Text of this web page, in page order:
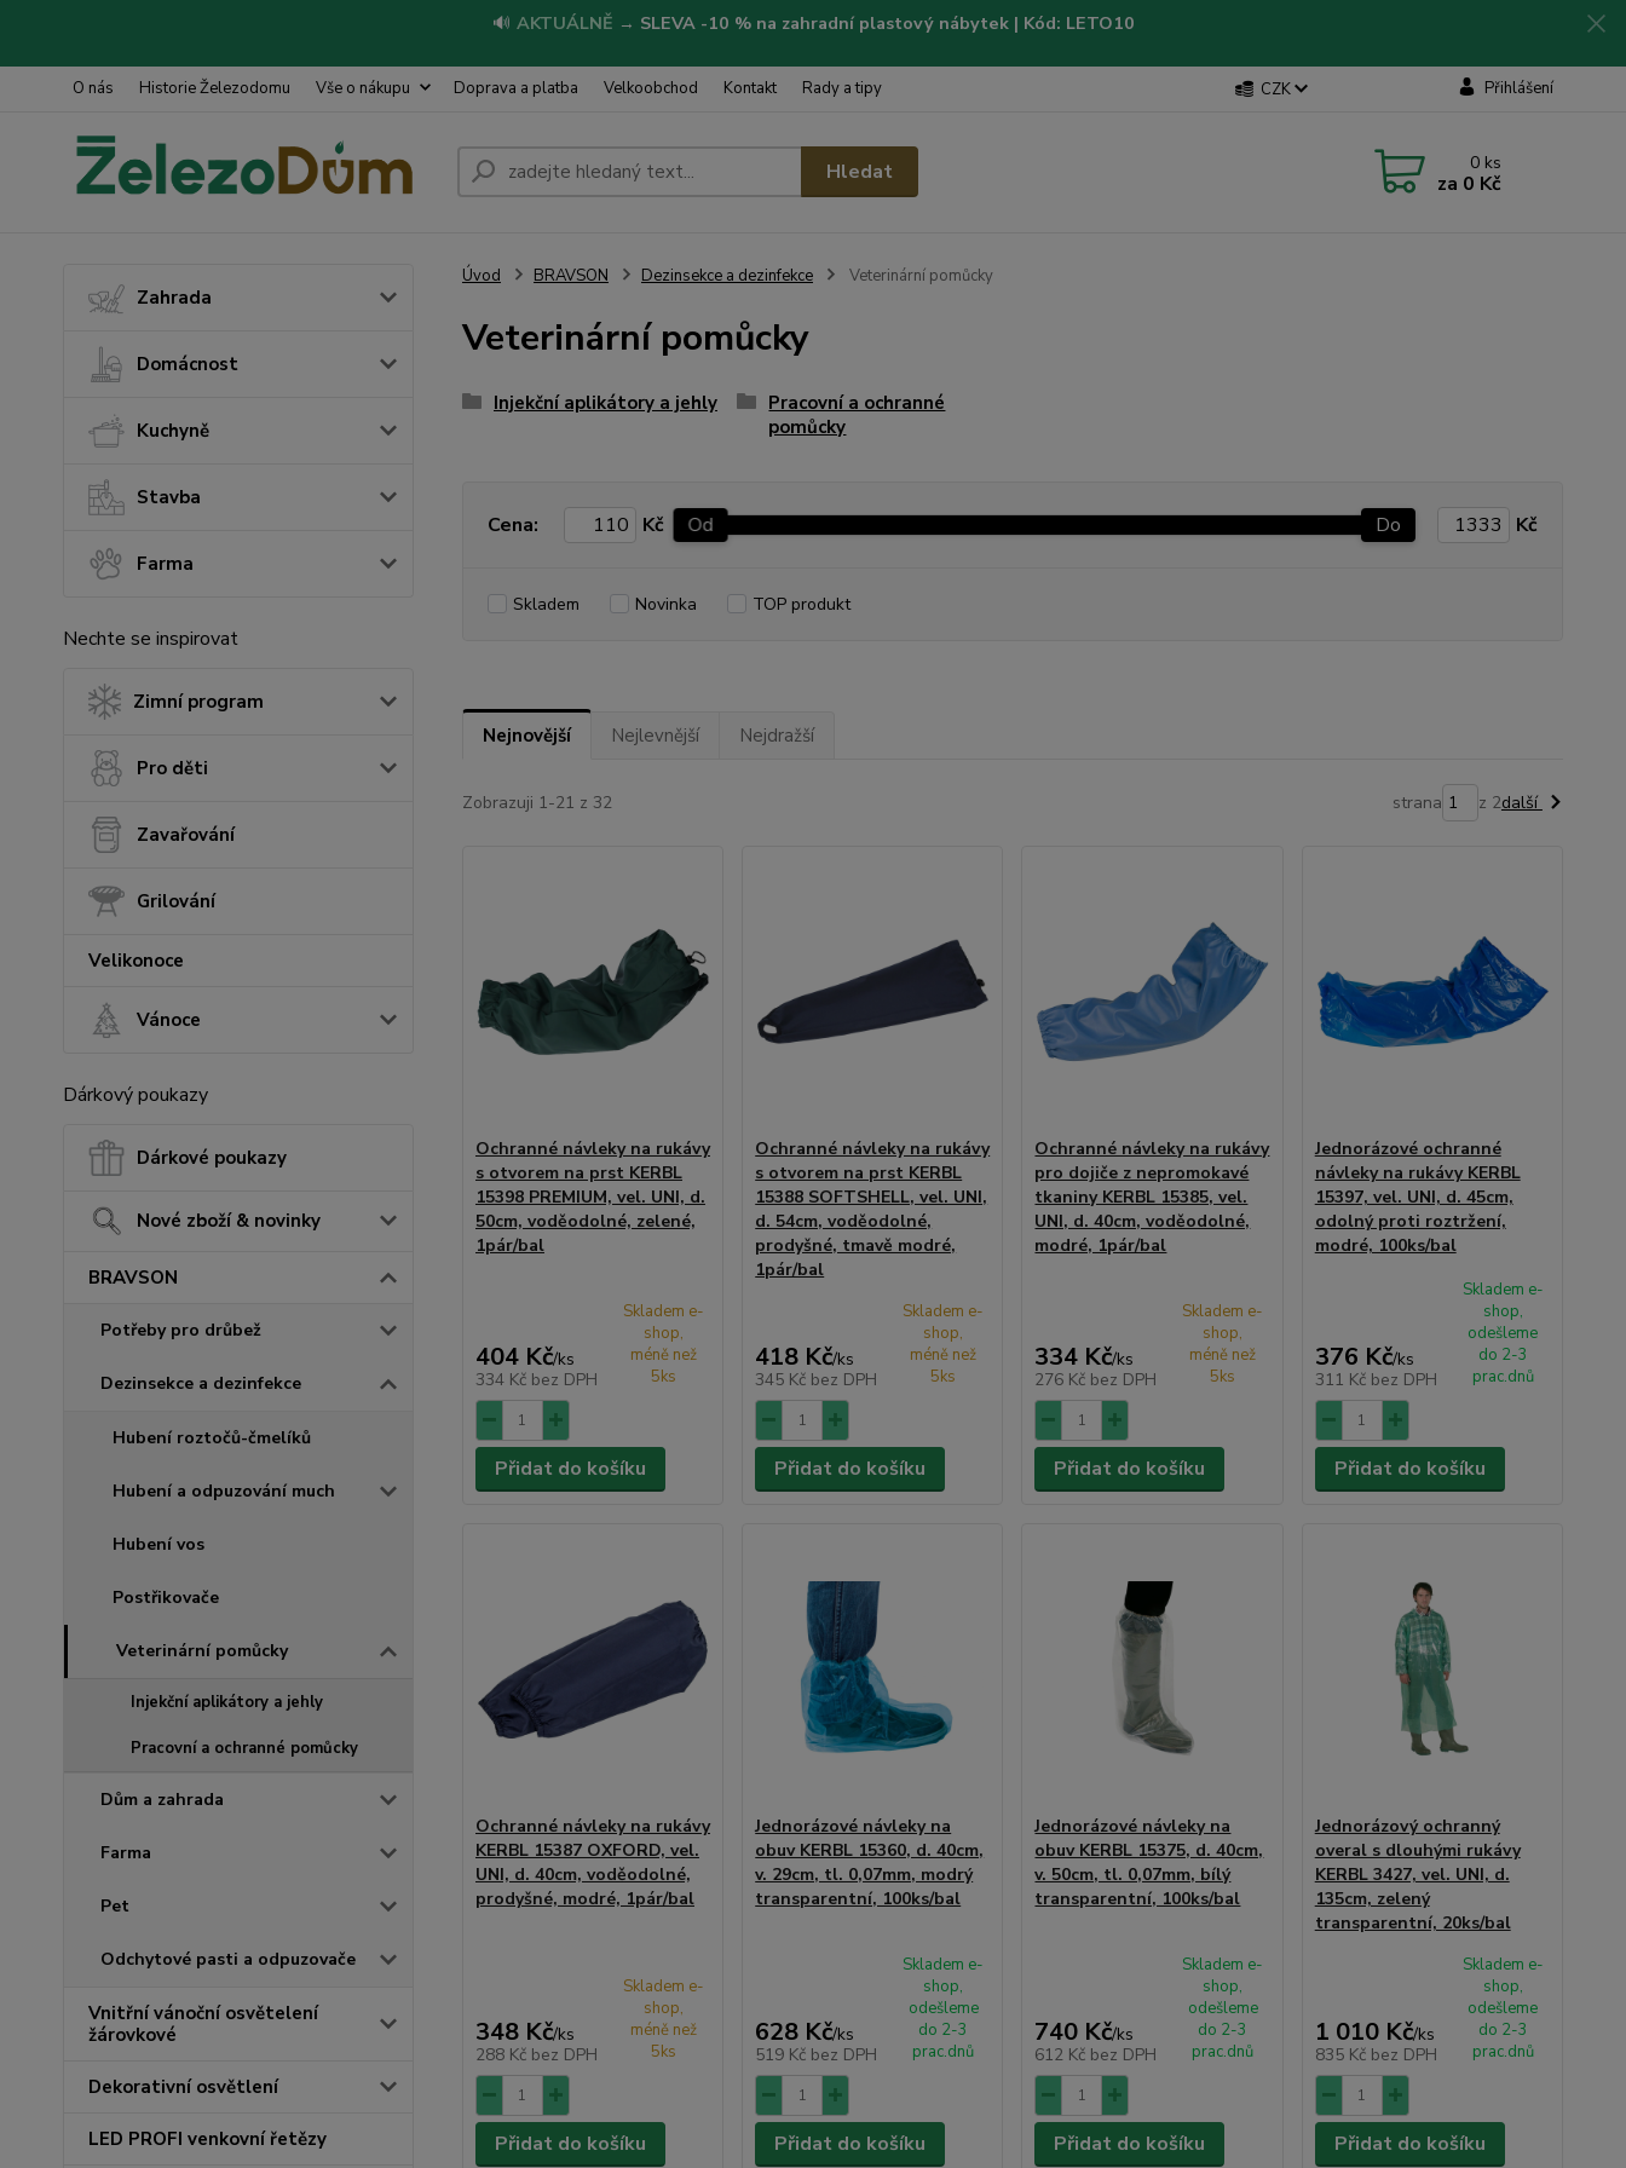
🔊 AKTUÁLNĚ → SLEVA -10 % na zahradní plastový nábytek | Kód: LETO10
O nás Historie Železodomu Vše o nákupu Doprava a platba Velkoobchod Kontakt Rady a tipy CZK Přihlášení
Hledat 0 ks
za 0 Kč
Zahrada
Domácnost
Kuchyně
Stavba
Farma
Nechte se inspirovat
Zimní program
Pro děti
Zavařování
Grilování
Velikonoce
Vánoce
Dárkový poukazy
Dárkové poukazy
Nové zboží & novinky
BRAVSON
Potřeby pro drůbež
Dezinsekce a dezinfekce
Hubení roztočů-čmelíků
Hubení a odpuzování much
Hubení vos
Postřikovače
Veterinární pomůcky
Injekční aplikátory a jehly
Pracovní a ochranné pomůcky
Dům a zahrada
Farma
Pet
Odchytové pasti a odpuzovače
Vnitřní vánoční osvětelení
žárovkové
Dekorativní osvětlení
LED PROFI venkovní řetězy
Úvod BRAVSON Dezinsekce a dezinfekce Veterinární pomůcky
Veterinární pomůcky
Injekční aplikátory a jehly
Pracovní a ochranné
pomůcky
Cena: Kč Od Do Kč
Skladem Novinka TOP produkt
Nejnovější Nejlevnější Nejdražší
Zobrazuji 1-21 z 32 strana z 2další
Ochranné návleky na rukávy
s otvorem na prst KERBL
15398 PREMIUM, vel. UNI, d.
50cm, voděodolné, zelené,
1pár/bal
404 Kč/ks
334 Kč bez DPH
Skladem e-
shop,
méně než
5ks
Přidat do košíku
Ochranné návleky na rukávy
s otvorem na prst KERBL
15388 SOFTSHELL, vel. UNI,
d. 54cm, voděodolné,
prodyšné, tmavě modré,
1pár/bal
418 Kč/ks
345 Kč bez DPH
Skladem e-
shop,
méně než
5ks
Přidat do košíku
Ochranné návleky na rukávy
pro dojiče z nepromokavé
tkaniny KERBL 15385, vel.
UNI, d. 40cm, voděodolné,
modré, 1pár/bal
334 Kč/ks
276 Kč bez DPH
Skladem e-
shop,
méně než
5ks
Přidat do košíku
Jednorázové ochranné
návleky na rukávy KERBL
15397, vel. UNI, d. 45cm,
odolný proti roztržení,
modré, 100ks/bal
376 Kč/ks
311 Kč bez DPH
Skladem e-
shop,
odešleme
do 2-3
prac.dnů
Přidat do košíku
Ochranné návleky na rukávy
KERBL 15387 OXFORD, vel.
UNI, d. 40cm, voděodolné,
prodyšné, modré, 1pár/bal
348 Kč/ks
288 Kč bez DPH
Skladem e-
shop,
méně než
5ks
Přidat do košíku
Jednorázové návleky na
obuv KERBL 15360, d. 40cm,
v. 29cm, tl. 0,07mm, modrý
transparentní, 100ks/bal
628 Kč/ks
519 Kč bez DPH
Skladem e-
shop,
odešleme
do 2-3
prac.dnů
Přidat do košíku
Jednorázové návleky na
obuv KERBL 15375, d. 40cm,
v. 50cm, tl. 0,07mm, bílý
transparentní, 100ks/bal
740 Kč/ks
612 Kč bez DPH
Skladem e-
shop,
odešleme
do 2-3
prac.dnů
Přidat do košíku
Jednorázový ochranný
overal s dlouhými rukávy
KERBL 3427, vel. UNI, d.
135cm, zelený
transparentní, 20ks/bal
1 010 Kč/ks
835 Kč bez DPH
Skladem e-
shop,
odešleme
do 2-3
prac.dnů
Přidat do košíku